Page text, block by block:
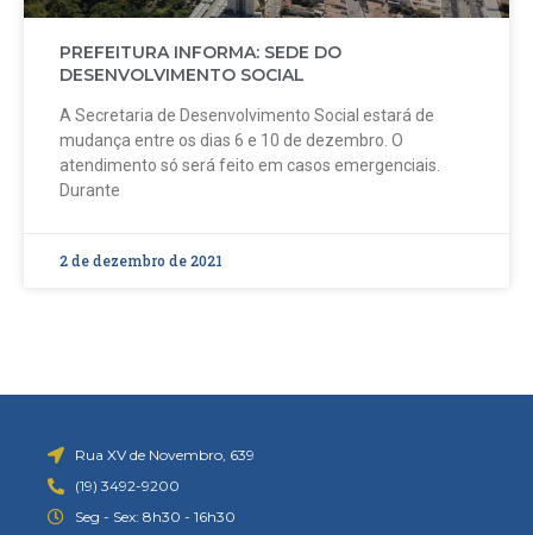
PREFEITURA INFORMA: SEDE DO
DESENVOLVIMENTO SOCIAL
A Secretaria de Desenvolvimento Social estará de
mudança entre os dias 6 e 10 de dezembro. O
atendimento só será feito em casos emergenciais.
Durante
2 de dezembro de 2021
Rua XV de Novembro, 639
(19) 3492-9200
Seg - Sex: 8h30 - 16h30